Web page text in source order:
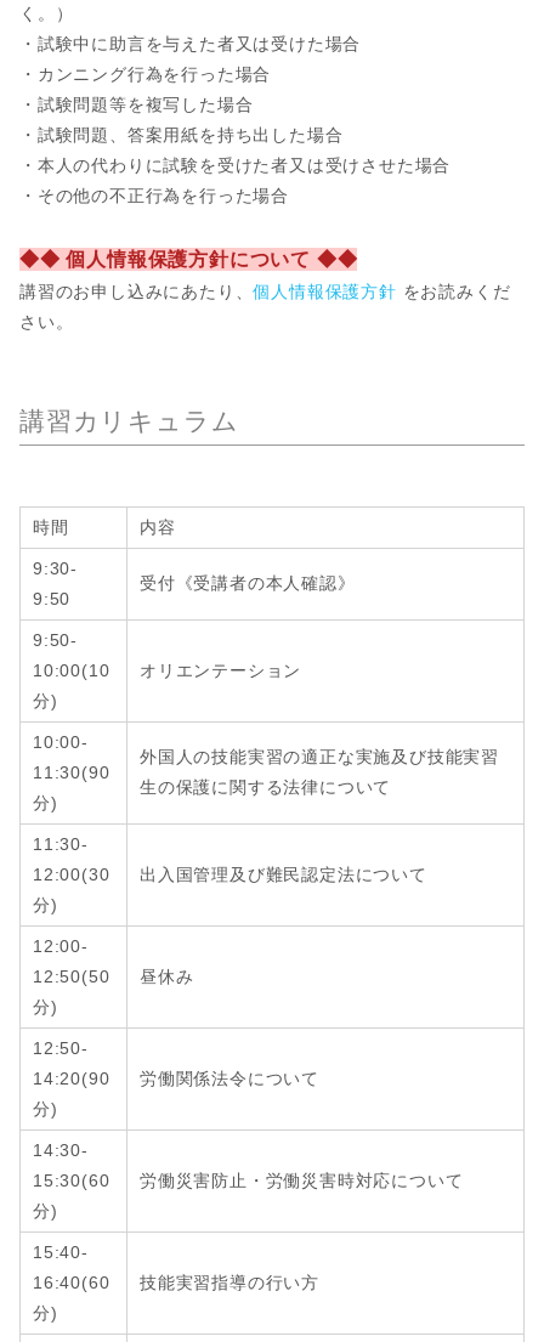
く。）
・試験中に助言を与えた者又は受けた場合
・カンニング行為を行った場合
・試験問題等を複写した場合
・試験問題、答案用紙を持ち出した場合
・本人の代わりに試験を受けた者又は受けさせた場合
・その他の不正行為を行った場合
◆◆ 個人情報保護方針について ◆◆
講習のお申し込みにあたり、個人情報保護方針 をお読みくだ
さい。
講習カリキュラム
時間 内容
9:30-
9:50
受付《受講者の本人確認》
9:50-
10:00(10
分)
オリエンテーション
10:00-
11:30(90
分)
外国人の技能実習の適正な実施及び技能実習
生の保護に関する法律について
11:30-
12:00(30
分)
出入国管理及び難民認定法について
12:00-
12:50(50
分)
昼休み
12:50-
14:20(90
分)
労働関係法令について
14:30-
15:30(60
分)
労働災害防止・労働災害時対応について
15:40-
16:40(60
分)
技能実習指導の行い方